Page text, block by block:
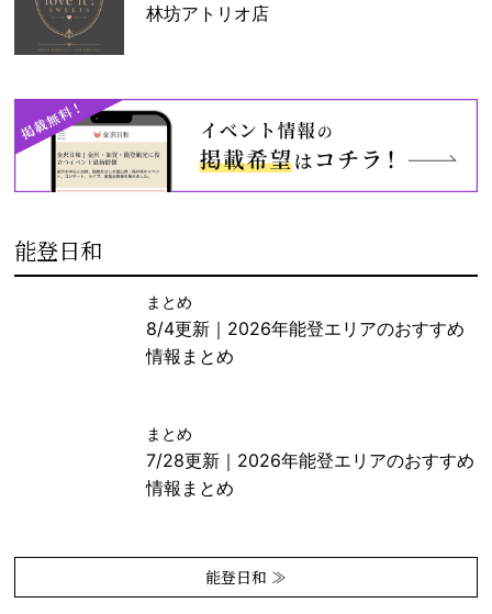
林坊アトリオ店
能登日和
まとめ
8/4更新｜2026年能登エリアのおすすめ
情報まとめ
まとめ
7/28更新｜2026年能登エリアのおすすめ
情報まとめ
能登日和 ≫